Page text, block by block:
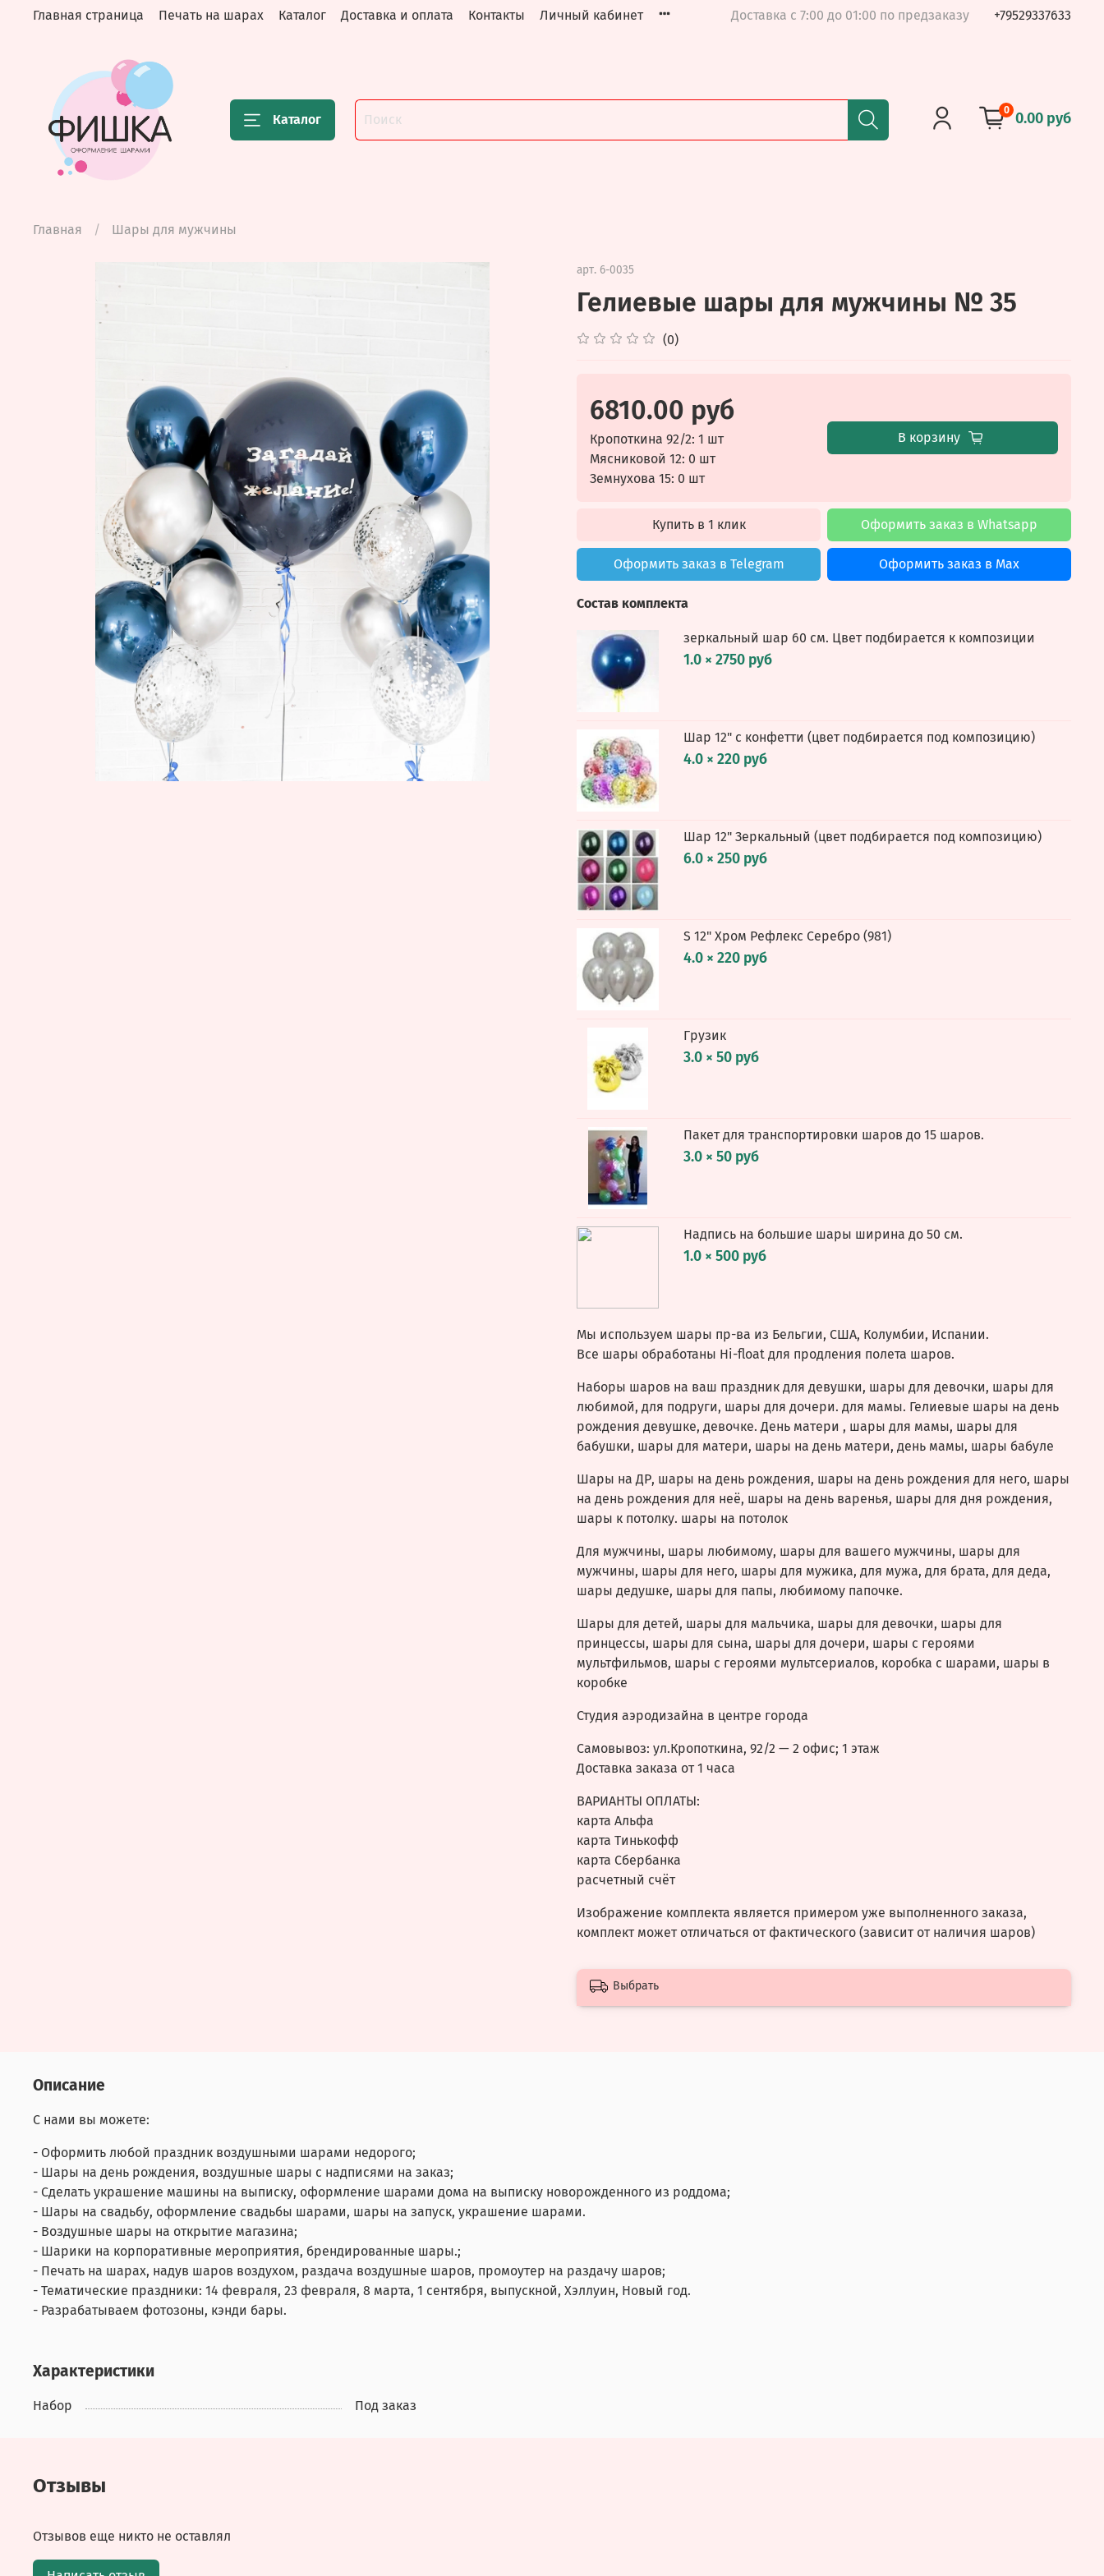
Главная страница Печать на шарах Каталог Доставка и оплата Контакты Личный кабинет Доставка с 7:00 до 01:00 по предзаказу +79529337633
Каталог
0 0.00 руб
Главная Шары для мужчины
арт. 6-0035
Гелиевые шары для мужчины № 35
(0)
6810.00 руб
Кропоткина 92/2: 1 шт
Мясниковой 12: 0 шт
Земнухова 15: 0 шт
В корзину
Купить в 1 клик Оформить заказ в Whatsapp
Оформить заказ в Telegram Оформить заказ в Max
Состав комплекта
зеркальный шар 60 см. Цвет подбирается к композиции
1.0 × 2750 руб
Шар 12" с конфетти (цвет подбирается под композицию)
4.0 × 220 руб
Шар 12" Зеркальный (цвет подбирается под композицию)
6.0 × 250 руб
S 12" Хром Рефлекс Серебро (981)
4.0 × 220 руб
Грузик
3.0 × 50 руб
Пакет для транспортировки шаров до 15 шаров.
3.0 × 50 руб
Надпись на большие шары ширина до 50 см.
1.0 × 500 руб
Мы используем шары пр-ва из Бельгии, США, Колумбии, Испании.
Все шары обработаны Hi-float для продления полета шаров.
Наборы шаров на ваш праздник для девушки, шары для девочки, шары для
любимой, для подруги, шары для дочери. для мамы. Гелиевые шары на день
рождения девушке, девочке. День матери , шары для мамы, шары для
бабушки, шары для матери, шары на день матери, день мамы, шары бабуле
Шары на ДР, шары на день рождения, шары на день рождения для него, шары
на день рождения для неё, шары на день варенья, шары для дня рождения,
шары к потолку. шары на потолок
Для мужчины, шары любимому, шары для вашего мужчины, шары для
мужчины, шары для него, шары для мужика, для мужа, для брата, для деда,
шары дедушке, шары для папы, любимому папочке.
Шары для детей, шары для мальчика, шары для девочки, шары для
принцессы, шары для сына, шары для дочери, шары с героями
мультфильмов, шары с героями мультсериалов, коробка с шарами, шары в
коробке
Студия аэродизайна в центре города
Самовывоз: ул.Кропоткина, 92/2 — 2 офис; 1 этаж
Доставка заказа от 1 часа
ВАРИАНТЫ ОПЛАТЫ:
карта Альфа
карта Тинькофф
карта Сбербанка
расчетный счёт
Изображение комплекта является примером уже выполненного заказа,
комплект может отличаться от фактического (зависит от наличия шаров)
Выбрать
Описание
С нами вы можете:
- Оформить любой праздник воздушными шарами недорого;
- Шары на день рождения, воздушные шары с надписями на заказ;
- Сделать украшение машины на выписку, оформление шарами дома на выписку новорожденного из роддома;
- Шары на свадьбу, оформление свадьбы шарами, шары на запуск, украшение шарами.
- Воздушные шары на открытие магазина;
- Шарики на корпоративные мероприятия, брендированные шары.;
- Печать на шарах, надув шаров воздухом, раздача воздушные шаров, промоутер на раздачу шаров;
- Тематические праздники: 14 февраля, 23 февраля, 8 марта, 1 сентября, выпускной, Хэллуин, Новый год.
- Разрабатываем фотозоны, кэнди бары.
Характеристики
Набор Под заказ
Отзывы
Отзывов еще никто не оставлял